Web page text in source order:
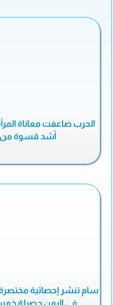
الحرب ضاعفت معاناة
أشد قسوة من
سام تنشر إحصائية مختصرة
في اليمن حصيلة